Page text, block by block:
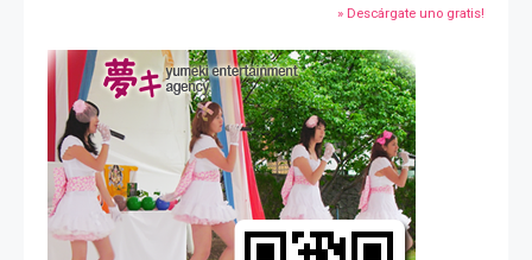
» Descárgate uno gratis!